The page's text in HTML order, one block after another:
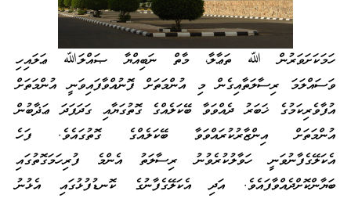
ހަމަކަށަވަރުން ﷲ ތަޢާލާ، މާތް ނަބިއްޔާ ޞައްލަﷲ ޢަލައިހި
ވަސައްލަމަ ރިސާލަތާއިގެން މި އުންމަތަށް ފޮނުއްވާފައިވަނީ އުންމަތަށް
އުފާވެރިކަމުގެ ޚަބަރު ދެއްވަވާ ބޭކަލެއްގެ ގޮތުގަޔާއި ގަދަފަދަ ޢަޛާބުން
އުންމަތަށް އިންޒާރުކުރައްވަވާ ބޭކަލެއްގެ ގޮތުގައެވެ. ފަހެ
އެކަލޭގެފާނުވަނީ ހަވާލުކުރެވުނު ރިސާލަތު އެންމެ ފުރިހަމަގޮތުގައި
ބަޔާންކޮށްދެއްވާފައެވެ. އަދި އެކަލޭގެފާނުގެ ކޮނޑުފުޅުގައި އެޅުނު